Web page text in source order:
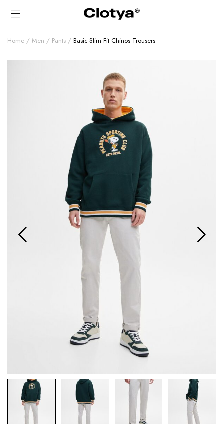
Home Men Pants Basic Slim Fit Chinos Trousers